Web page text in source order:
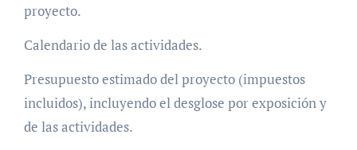
proyecto.
Calendario de las actividades.
Presupuesto estimado del proyecto (impuestos
incluidos), incluyendo el desglose por exposición y
de las actividades.